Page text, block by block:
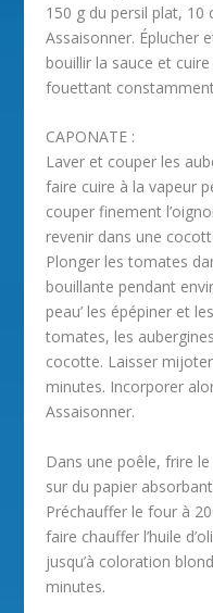
150 g du persil plat, 10
Assaisonner. Éplucher
bouillir la sauce et
fouettant
CAPONATE :
Laver et couper les
faire cuire à la vapeur
couper finement
revenir dans une
Plonger les tomates
bouillante pendant
peau’ les épépiner et
tomates, les
cocotte. Laisser
minutes. Incorporer
Assaisonner.
Dans une poêle, frire
sur du papier
Préchauffer le four à
faire chauffer l’huile
jusqu’à coloration
minutes.